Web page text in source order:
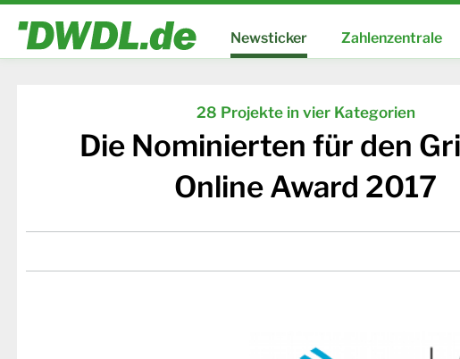
Newsticker Zahlenzentrale
28 Projekte in vier Kategorien
Die Nominierten für den
Online Award 2017